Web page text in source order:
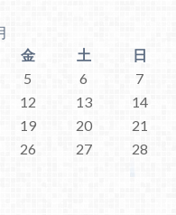
金 土
日
5 6
7
12 13
14
19 20
21
26 27
28